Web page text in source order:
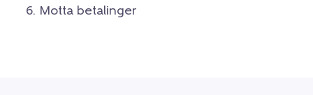
Motta betalinger